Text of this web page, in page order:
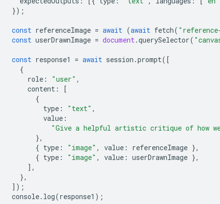
});
const referenceImage = await (await fetch(
const userDrawnImage = document.querySelector(
const response1 = await session .prompt([
{
role : "user" ,
content :
[
{
type : "text" ,
value :
"Give a helpful artistic critique of how
},
{ type : "image" , value : referenceImage },
{ type : "image" , value : userDrawnImage },
],
},
]);
console. log(response1 );